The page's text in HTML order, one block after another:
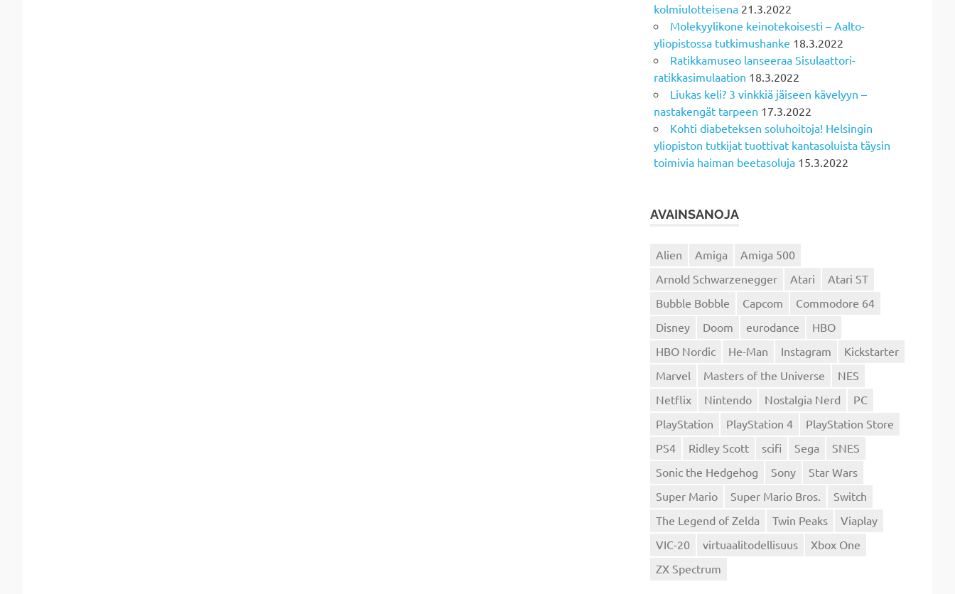
kolmiulotteisena 21.3.2022
Molekyylikone keinotekoisesti – Aalto-
yliopistossa tutkimushanke 18.3.2022
Ratikkamuseo lanseeraa Sisulaattori-
ratikkasimulaation 18.3.2022
Liukas keli? 3 vinkkiä jäiseen kävelyyn –
nastakengät tarpeen 17.3.2022
Kohti diabeteksen soluhoitoja! Helsingin
yliopiston tutkijat tuottivat kantasoluista täysin
toimivia haiman beetasoluja 15.3.2022
AVAINSANOJA
Alien Amiga
Amiga 500
Arnold Schwarzenegger
Atari
Atari ST
Bubble Bobble
Capcom
Commodore 64
Disney
Doom eurodance
HBO
HBO Nordic
He-Man Instagram
Kickstarter
Marvel
Masters of the Universe
NES
Netflix
Nintendo Nostalgia Nerd
PC
PlayStation
PlayStation 4
PlayStation Store
PS4
Ridley Scott scifi Sega
SNES
Sonic the Hedgehog
Sony
Star Wars
Super Mario
Super Mario Bros.
Switch
The Legend of Zelda
Twin Peaks
Viaplay
VIC-20
virtuaalitodellisuus
Xbox One
ZX Spectrum